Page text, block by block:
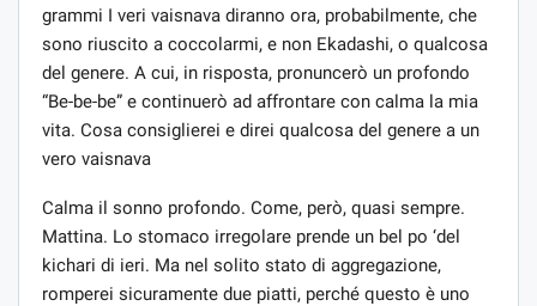
grammi I veri vaisnava diranno ora, probabilmente, che
sono riuscito a coccolarmi, e non Ekadashi, o qualcosa
del genere. A cui, in risposta, pronuncerò un profondo
“Be-be-be” e continuerò ad affrontare con calma la mia
vita. Cosa consiglierei e direi qualcosa del genere a un
vero vaisnava
Calma il sonno profondo. Come, però, quasi sempre.
Mattina. Lo stomaco irregolare prende un bel po ‘del
kichari di ieri. Ma nel solito stato di aggregazione,
romperei sicuramente due piatti, perché questo è uno